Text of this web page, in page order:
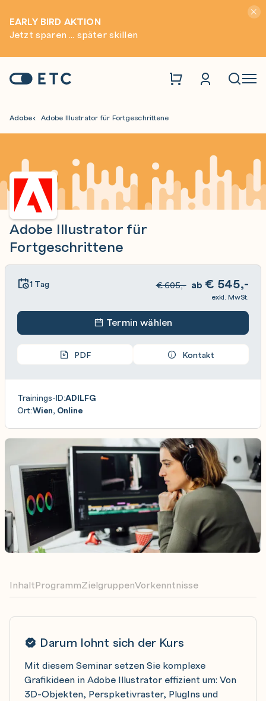
EARLY BIRD AKTION
Jetzt sparen ... später skillen
Startseite: ETC
Adobe Adobe Illustrator für Fortgeschrittene
Adobe Illustrator für
Fortgeschrittene
Darum lohnt sich der Kurs
Mit diesem Seminar setzen Sie komplexe
Grafikideen in Adobe Illustrator effizient um: Von
3D-Objekten, Perspketivraster, PlugIns und
InhaltProgrammZielgruppenVorkenntnisse
1 Tag €605,- ab € 545,-
exkl. MwSt.
Termin wählen
PDF Kontakt
Trainings-ID:ADILFG
Ort:Wien, Online